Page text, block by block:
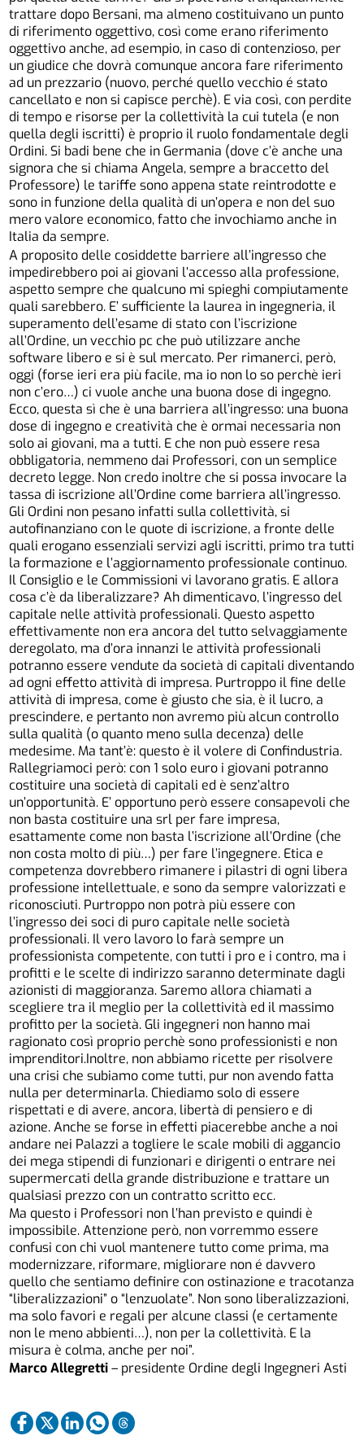
trattare dopo Bersani, ma almeno costituivano un punto
di riferimento oggettivo, così come erano riferimento
oggettivo anche, ad esempio, in caso di contenzioso, per
un giudice che dovrà comunque ancora fare riferimento
ad un prezzario (nuovo, perché quello vecchio é stato
cancellato e non si capisce perchè). E via così, con perdite
di tempo e risorse per la collettività la cui tutela (e non
quella degli iscritti) è proprio il ruolo fondamentale degli
Ordini. Si badi bene che in Germania (dove c’è anche una
signora che si chiama Angela, sempre a braccetto del
Professore) le tariffe sono appena state reintrodotte e
sono in funzione della qualità di un’opera e non del suo
mero valore economico, fatto che invochiamo anche in
Italia da sempre.
A proposito delle cosiddette barriere all’ingresso che
impedirebbero poi ai giovani l’accesso alla professione,
aspetto sempre che qualcuno mi spieghi compiutamente
quali sarebbero. E’ sufficiente la laurea in ingegneria, il
superamento dell’esame di stato con l’iscrizione
all’Ordine, un vecchio pc che può utilizzare anche
software libero e si è sul mercato. Per rimanerci, però,
oggi (forse ieri era più facile, ma io non lo so perchè ieri
non c’ero…) ci vuole anche una buona dose di ingegno.
Ecco, questa sì che è una barriera all’ingresso: una buona
dose di ingegno e creatività che è ormai necessaria non
solo ai giovani, ma a tutti. E che non può essere resa
obbligatoria, nemmeno dai Professori, con un semplice
decreto legge. Non credo inoltre che si possa invocare la
tassa di iscrizione all’Ordine come barriera all’ingresso.
Gli Ordini non pesano infatti sulla collettività, si
autofinanziano con le quote di iscrizione, a fronte delle
quali erogano essenziali servizi agli iscritti, primo tra tutti
la formazione e l’aggiornamento professionale continuo.
Il Consiglio e le Commissioni vi lavorano gratis. E allora
cosa c’è da liberalizzare? Ah dimenticavo, l’ingresso del
capitale nelle attività professionali. Questo aspetto
effettivamente non era ancora del tutto selvaggiamente
deregolato, ma d’ora innanzi le attività professionali
potranno essere vendute da società di capitali diventando
ad ogni effetto attività di impresa. Purtroppo il fine delle
attività di impresa, come è giusto che sia, è il lucro, a
prescindere, e pertanto non avremo più alcun controllo
sulla qualità (o quanto meno sulla decenza) delle
medesime. Ma tant’è: questo è il volere di Confindustria.
Rallegriamoci però: con 1 solo euro i giovani potranno
costituire una società di capitali ed è senz’altro
un’opportunità. E’ opportuno però essere consapevoli che
non basta costituire una srl per fare impresa,
esattamente come non basta l’iscrizione all’Ordine (che
non costa molto di più…) per fare l’ingegnere. Etica e
competenza dovrebbero rimanere i pilastri di ogni libera
professione intellettuale, e sono da sempre valorizzati e
riconosciuti. Purtroppo non potrà più essere con
l’ingresso dei soci di puro capitale nelle società
professionali. Il vero lavoro lo farà sempre un
professionista competente, con tutti i pro e i contro, ma i
profitti e le scelte di indirizzo saranno determinate dagli
azionisti di maggioranza. Saremo allora chiamati a
scegliere tra il meglio per la collettività ed il massimo
profitto per la società. Gli ingegneri non hanno mai
ragionato così proprio perchè sono professionisti e non
imprenditori.Inoltre, non abbiamo ricette per risolvere
una crisi che subiamo come tutti, pur non avendo fatta
nulla per determinarla. Chiediamo solo di essere
rispettati e di avere, ancora, libertà di pensiero e di
azione. Anche se forse in effetti piacerebbe anche a noi
andare nei Palazzi a togliere le scale mobili di aggancio
dei mega stipendi di funzionari e dirigenti o entrare nei
supermercati della grande distribuzione e trattare un
qualsiasi prezzo con un contratto scritto ecc.
Ma questo i Professori non l’han previsto e quindi è
impossibile. Attenzione però, non vorremmo essere
confusi con chi vuol mantenere tutto come prima, ma
modernizzare, riformare, migliorare non é davvero
quello che sentiamo definire con ostinazione e tracotanza
“liberalizzazioni” o “lenzuolate”. Non sono liberalizzazioni,
ma solo favori e regali per alcune classi (e certamente
non le meno abbienti…), non per la collettività. E la
misura è colma, anche per noi”.
Marco Allegretti– presidente Ordine degli Ingegneri Asti